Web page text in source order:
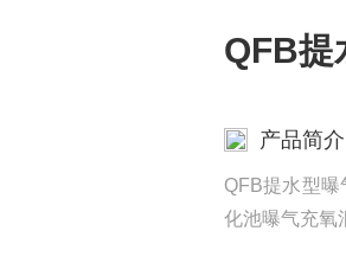
QFB提
产品简介
QFB提水型
化池曝气充氧